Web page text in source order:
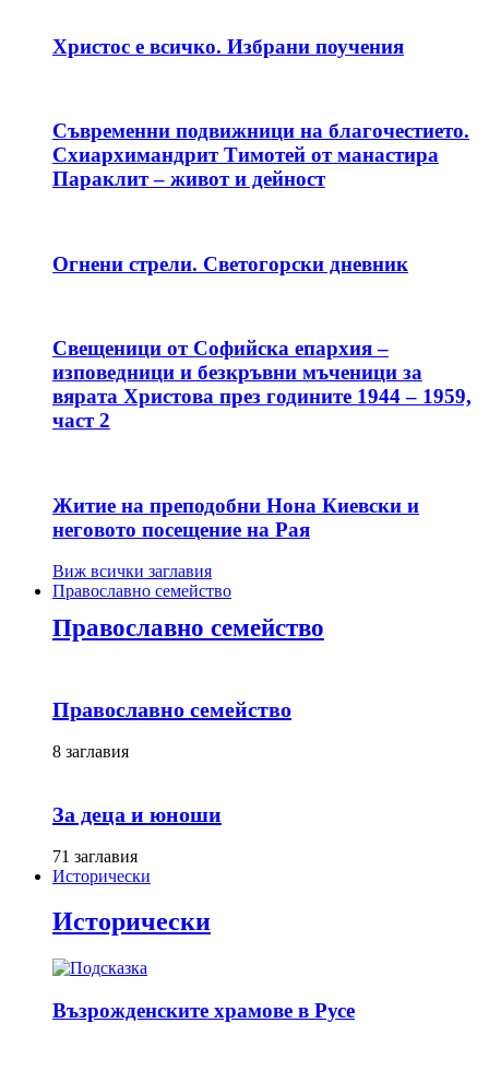
Христос е всичко. Избрани поучения
Съвременни подвижници на благочестието.
Схиархимандрит Тимотей от манастира
Параклит – живот и дейност
Огнени стрели. Светогорски дневник
Свещеници от Софийска епархия –
изповедници и безкръвни мъченици за
вярата Христова през годините 1944 – 1959,
част 2
Житие на преподобни Нона Киевски и
неговото посещение на Рая
Виж всички заглавия
Православно семейство
Православно семейство
Православно семейство
8 заглавия
За деца и юноши
71 заглавия
Исторически
Исторически
Възрожденските храмове в Русе